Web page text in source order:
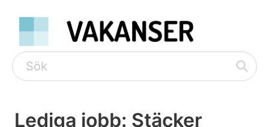
Lediga jobb: Stäcker